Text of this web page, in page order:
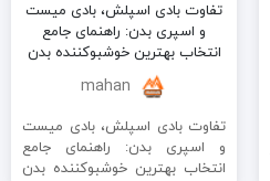
تفاوت بادی اسپلش، بادی میست
و اسپری بدن: راهنمای جامع
انتخاب بهترین خوشبوکننده بدن
mahan
تفاوت بادی اسپلش، بادی میست
و اسپری بدن: راهنمای جامع
انتخاب بهترین خوشبوکننده بدن